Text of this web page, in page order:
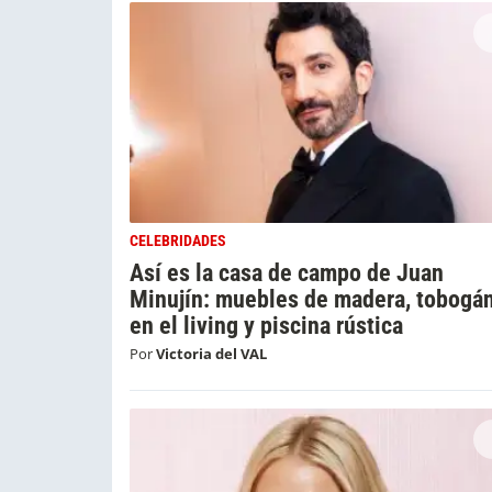
CELEBRIDADES
Así es la casa de campo de Juan
Minujín: muebles de madera,
en el living y piscina rústica
PorVictoria del VAL